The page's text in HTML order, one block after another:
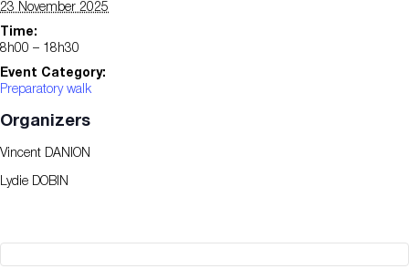
23 November 2025
Time:
8h00 – 18h30
Event Category:
Preparatory walk
Organizers
Vincent DANION
Lydie DOBIN